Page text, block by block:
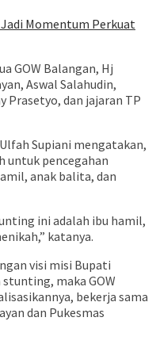
Momentum Perkuat
GOW Balangan, Hj
Aswal Salahudin,
Prasetyo, dan jajaran TP
Supiani mengatakan,
untuk pencegahan
anak balita, dan
ini adalah ibu hamil,
katanya.
visi misi Bupati
maka GOW
bekerja sama
dan Pukesmas